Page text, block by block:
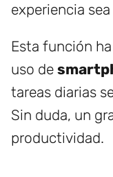
experiencia
Esta función
uso de
tareas diarias
Sin duda, un
productividad.